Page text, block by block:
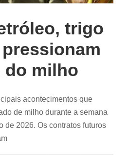
trigo
do milho
acontecimentos que
de milho durante a semana
de 2026. Os contratos futuros